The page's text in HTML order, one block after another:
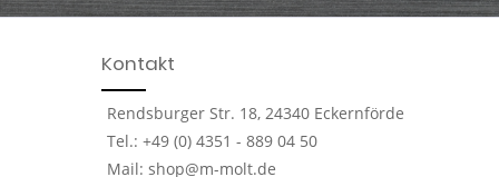
Kontakt
Rendsburger Str. 18, 24340 Eckernförde
Tel.: +49 (0) 4351 - 889 04 50
Mail: shop@m-molt.de